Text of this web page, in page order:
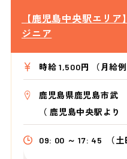
【鹿児島中央駅エリ
ジニア
時給 1,500円 （月給
鹿児島県鹿児島市武
（ 鹿児島中央駅よ
09: 00 ～ 17: 45 （